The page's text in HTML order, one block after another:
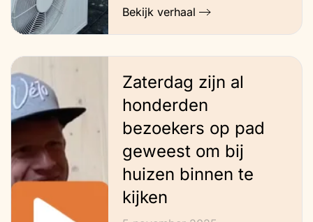
Bekijk verhaal
Zaterdag zijn al
honderden
bezoekers op pad
geweest om bij
huizen binnen te
kijken